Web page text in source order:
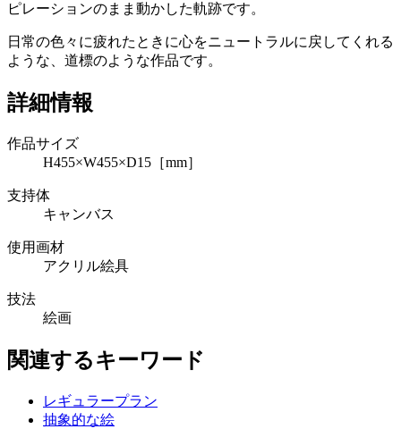
ピレーションのまま動かした軌跡です。
日常の色々に疲れたときに心をニュートラルに戻してくれる
ような、道標のような作品です。
詳細情報
作品サイズ
H455×W455×D15［mm］
支持体
キャンバス
使用画材
アクリル絵具
技法
絵画
関連するキーワード
レギュラープラン
抽象的な絵